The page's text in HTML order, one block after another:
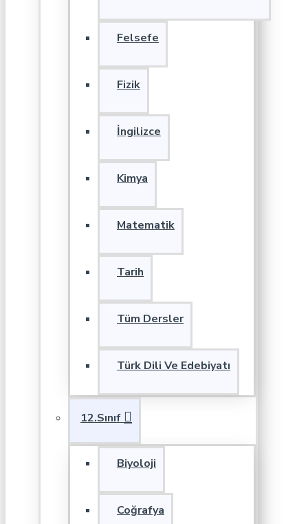
Felsefe
Fizik
İngilizce
Kimya
Matematik
Tarih
Tüm Dersler
Türk Dili Ve Edebiyatı
12.Sınıf
Biyoloji
Coğrafya